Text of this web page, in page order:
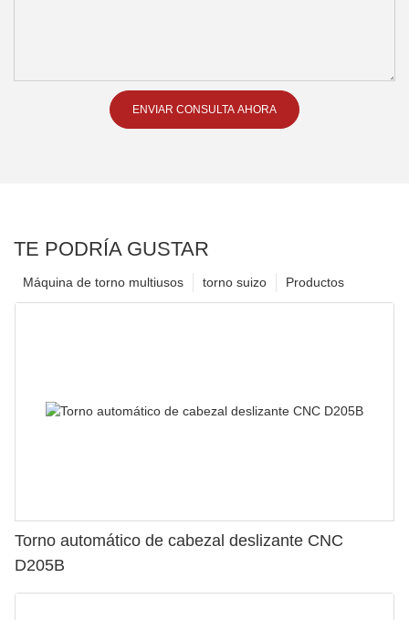
ENVIAR CONSULTA AHORA
TE PODRÍA GUSTAR
Productos
torno suizo
Máquina de torno multiusos
Torno automático de cabezal deslizante CNC
D205B